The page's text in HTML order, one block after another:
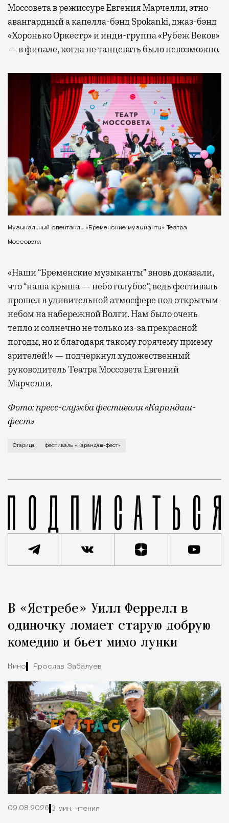
Моссовета в режиссуре Евгения Марчелли, этно-
авангардный а капелла-бэнд Spokanki, джаз-бэнд
«Хоронько Оркестр» и инди-группа «Рубеж Веков»
— в финале, когда не танцевать было невозможно.
Музыкальный спектакль «Бременские музыканты» Театра
Моссовета
«Наши “Бременские музыканты” вновь доказали,
что “наша крыша — небо голубое”, ведь фестиваль
прошел в удивительной атмосфере под открытым
небом на набережной Волги. Нам было очень
тепло и солнечно не только из-за прекрасной
погоды, но и благодаря такому горячему приему
зрителей!» — подчеркнул художественный
руководитель Театра Моссовета Евгений
Марчелли.
Фото: пресс-служба фестиваля «Карандаш-
фест»
В минувший уикенд маленькая Старица в
Старица фестиваль «Карандаш-фест»
Город
В «Ястребе» Уилл Феррелл в
одиночку ломает старую добрую
комедию и бьет мимо лунки
Кино Ярослав Забалуев
09.08.2026 3 мин. чтения